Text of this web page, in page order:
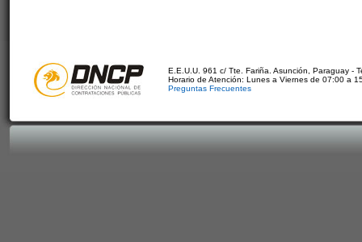
E.E.U.U. 961 c/ Tte. Fariña. Asunción, Paraguay -
Horario de Atención: Lunes a Viernes de 07:00 a
Preguntas Frecuentes